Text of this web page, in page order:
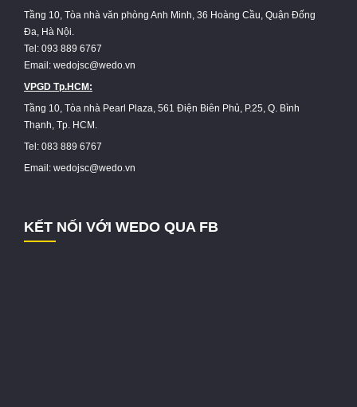
Tầng 10, Tòa nhà văn phòng Anh Minh, 36 Hoàng Cầu, Quận Đống
Đa, Hà Nội.
Tel: 093 889 6767
Email: wedojsc@wedo.vn
VPGD Tp.HCM:
Tầng 10, Tòa nhà Pearl Plaza, 561 Điện Biên Phủ, P.25, Q. Bình
Thạnh, Tp. HCM.
Tel: 083 889 6767
Email: wedojsc@wedo.vn
KẾT NỐI VỚI WEDO QUA FB